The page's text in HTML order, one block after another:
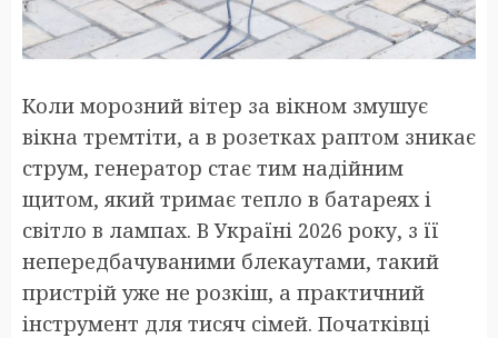
Коли морозний вітер за вікном змушує
вікна тремтіти, а в розетках раптом зникає
струм, генератор стає тим надійним
щитом, який тримає тепло в батареях і
світло в лампах. В Україні 2026 року, з її
непередбачуваними блекаутами, такий
пристрій уже не розкіш, а практичний
інструмент для тисяч сімей. Початківці